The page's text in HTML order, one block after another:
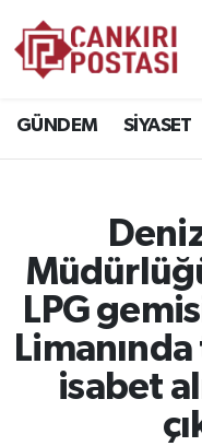
GÜNDEM SİYASET
LPG
isabet
EKONOMİ
SAĞLIK
SPOR
Trafik Durumu
Süper Lig Puan
Tüm Manşetler
Son Dakika